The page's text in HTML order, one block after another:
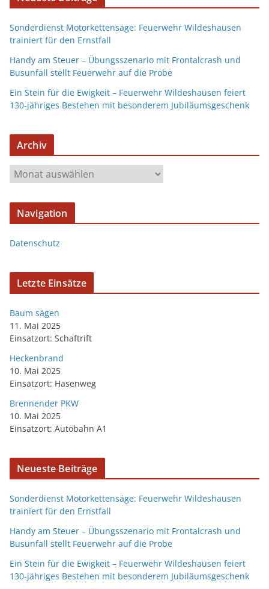
Sonderdienst Motorkettensäge: Feuerwehr Wildeshausen
trainiert für den Ernstfall
Handy am Steuer – Übungsszenario mit Frontalcrash und
Busunfall stellt Feuerwehr auf die Probe
Ein Stein für die Ewigkeit – Feuerwehr Wildeshausen feiert
130-jähriges Bestehen mit besonderem Jubiläumsgeschenk
Archiv
Navigation
Datenschutz
Letzte Einsätze
Baum sägen
11. Mai 2025
Einsatzort: Schaftrift
Heckenbrand
10. Mai 2025
Einsatzort: Hasenweg
Brennender PKW
10. Mai 2025
Einsatzort: Autobahn A1
Neueste Beiträge
Sonderdienst Motorkettensäge: Feuerwehr Wildeshausen
trainiert für den Ernstfall
Handy am Steuer – Übungsszenario mit Frontalcrash und
Busunfall stellt Feuerwehr auf die Probe
Ein Stein für die Ewigkeit – Feuerwehr Wildeshausen feiert
130-jähriges Bestehen mit besonderem Jubiläumsgeschenk